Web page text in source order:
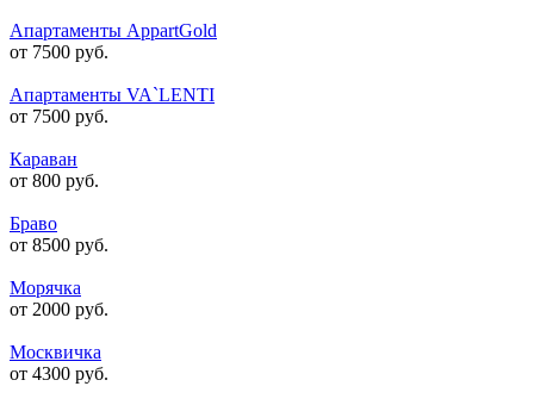
Апартаменты AppartGold
от 7500 руб.
Апартаменты VA`LENTI
от 7500 руб.
Караван
от 800 руб.
Браво
от 8500 руб.
Морячка
от 2000 руб.
Москвичка
от 4300 руб.